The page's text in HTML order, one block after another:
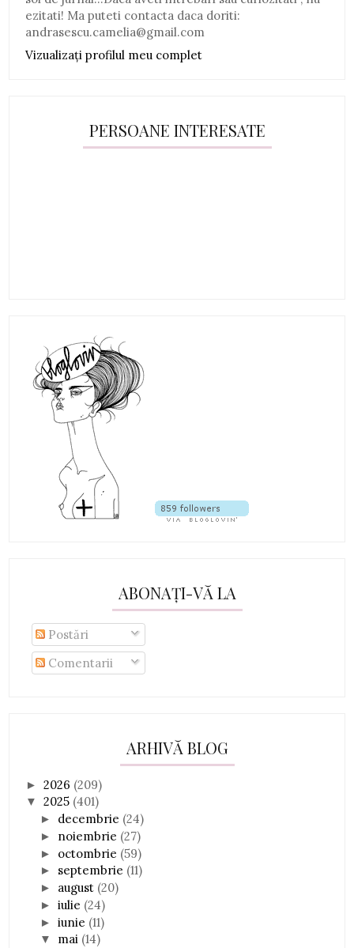
ezitati! Ma puteti contacta daca doriti:
andrasescu.camelia@gmail.com
Vizualizați profilul meu complet
PERSOANE INTERESATE
ABONAȚI-VĂ LA
Postări
Comentarii
ARHIVĂ BLOG
►2026 (209)
▼2025 (401)
► decembrie (24)
► noiembrie (27)
► octombrie (59)
► septembrie (11)
► august (20)
►iulie (24)
►iunie (11)
▼ mai (14)